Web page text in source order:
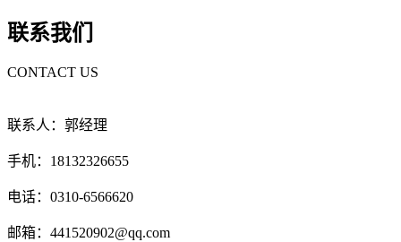
联系我们
CONTACT US
联系人：郭经理
手机：18132326655
电话：0310-6566620
邮箱：441520902@qq.com